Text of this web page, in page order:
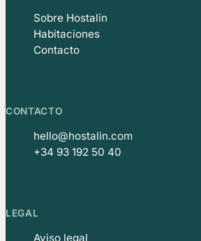
Sobre Hostalin
Habitaciones
Contacto
CONTACTO
hello@hostalin.com
+34 93 192 50 40
LEGAL
Aviso legal